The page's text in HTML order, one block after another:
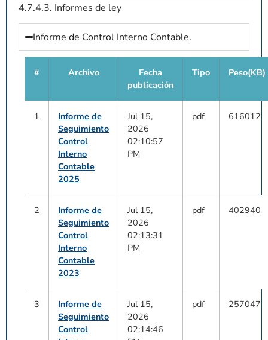
4.7.4.3. Informes de ley
Informe de Control Interno Contable.
# Archivo
Fecha
publicación
Tipo Peso(KB)
1
Informe de
Seguimiento
Control
Interno
Contable
2025
Jul 15,
2026
02:10:57
PM
pdf 616012
2
Informe de
Seguimiento
Control
Interno
Contable
2023
Jul 15,
2026
02:13:31
PM
pdf 402940
3
Informe de
Seguimiento
Control
Jul 15,
2026
02:14:46
pdf 257047